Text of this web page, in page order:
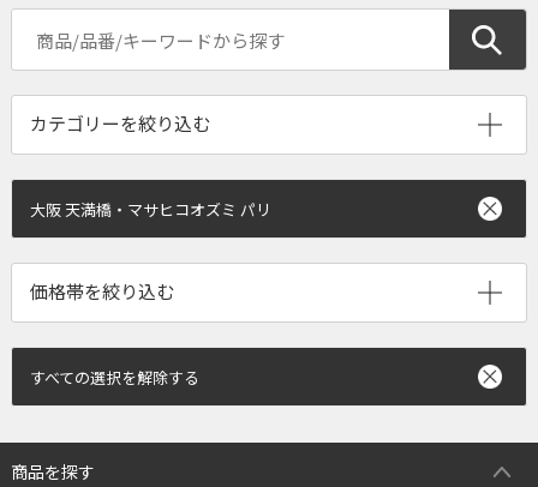
大阪 天満橋・マサヒコオズミ パリ
すべての選択を解除する
商品を探す